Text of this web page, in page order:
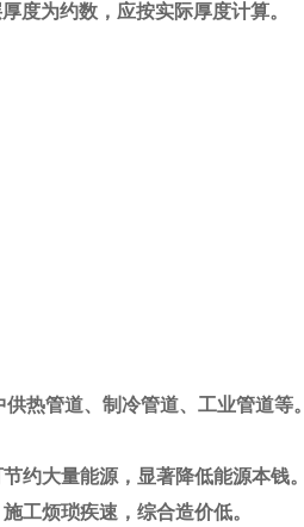
为约数，应按实际厚度计算。
热管道、制冷管道、工业管道等。
大量能源，显著降低能源本钱。
工烦琐疾速，综合造价低。